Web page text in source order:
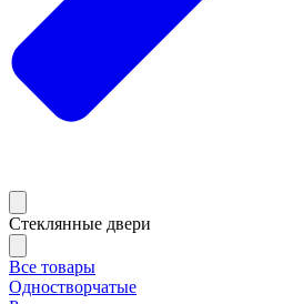
Стеклянные двери
Все товары
Одностворчатые